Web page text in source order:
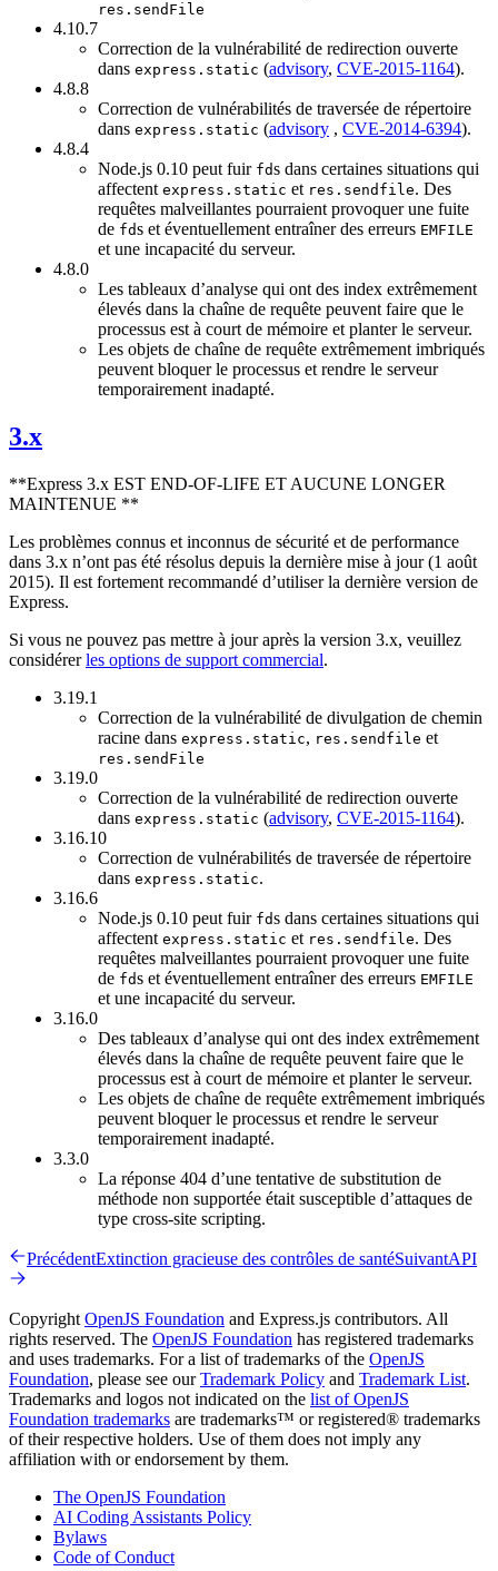
res.sendFile
4.10.7
Correction de la vulnérabilité de redirection ouverte
dans express.static (advisory, CVE-2015-1164).
4.8.8
Correction de vulnérabilités de traversée de répertoire
dans express.static (advisory , CVE-2014-6394).
4.8.4
Node.js 0.10 peut fuir fds dans certaines situations qui
affectent express.static et res.sendfile. Des
requêtes malveillantes pourraient provoquer une fuite
de fds et éventuellement entraîner des erreurs EMFILE
et une incapacité du serveur.
4.8.0
Les tableaux d’analyse qui ont des index extrêmement
élevés dans la chaîne de requête peuvent faire que le
processus est à court de mémoire et planter le serveur.
Les objets de chaîne de requête extrêmement imbriqués
peuvent bloquer le processus et rendre le serveur
temporairement inadapté.
3.x
**Express 3.x EST END-OF-LIFE ET AUCUNE LONGER
MAINTENUE **
Les problèmes connus et inconnus de sécurité et de performance
dans 3.x n’ont pas été résolus depuis la dernière mise à jour (1 août
2015). Il est fortement recommandé d’utiliser la dernière version de
Express.
Si vous ne pouvez pas mettre à jour après la version 3.x, veuillez
considérerles options de support commercial.
3.19.1
Correction de la vulnérabilité de divulgation de chemin
racine dans express.static, res.sendfile et
res.sendFile
3.19.0
Correction de la vulnérabilité de redirection ouverte
dans express.static (advisory, CVE-2015-1164).
3.16.10
Correction de vulnérabilités de traversée de répertoire
dans express.static.
3.16.6
Node.js 0.10 peut fuir fds dans certaines situations qui
affectent express.static et res.sendfile. Des
requêtes malveillantes pourraient provoquer une fuite
de fds et éventuellement entraîner des erreurs EMFILE
et une incapacité du serveur.
3.16.0
Des tableaux d’analyse qui ont des index extrêmement
élevés dans la chaîne de requête peuvent faire que le
processus est à court de mémoire et planter le serveur.
Les objets de chaîne de requête extrêmement imbriqués
peuvent bloquer le processus et rendre le serveur
temporairement inadapté.
3.3.0
La réponse 404 d’une tentative de substitution de
méthode non supportée était susceptible d’attaques de
type cross-site scripting.
PrécédentExtinction gracieuse des contrôles de santéSuivantAPI
Copyright OpenJS Foundation and Express.js contributors. All
rights reserved. The OpenJS Foundation has registered trademarks
and uses trademarks. For a list of trademarks of the OpenJS
Foundation, please see ourTrademark Policy and Trademark List.
Trademarks and logos not indicated on the list of OpenJS
Foundation trademarks are trademarks™ or registered® trademarks
of their respective holders. Use of them does not imply any
affiliation with or endorsement by them.
The OpenJS Foundation
AI Coding Assistants Policy
Bylaws
Code of Conduct